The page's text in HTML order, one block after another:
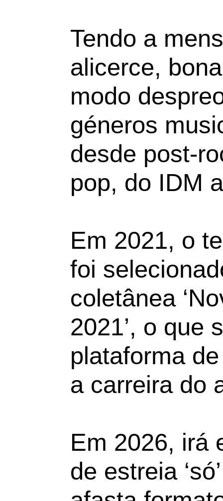
Tendo a
alicerce,
modo
géneros
desde post-
pop, do IDM
Em 2021, o
foi
coletânea
2021’, o que
plataforma
a carreira do
Em 2026, irá
de estreia